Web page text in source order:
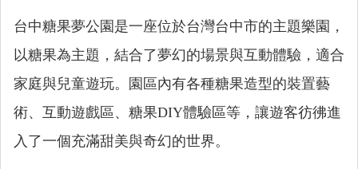
台中糖果夢公園是一座位於台灣台中市的主題樂園，
以糖果為主題，結合了夢幻的場景與互動體驗，適合
家庭與兒童遊玩。園區內有各種糖果造型的裝置藝
術、互動遊戲區、糖果DIY體驗區等，讓遊客彷彿進
入了一個充滿甜美與奇幻的世界。